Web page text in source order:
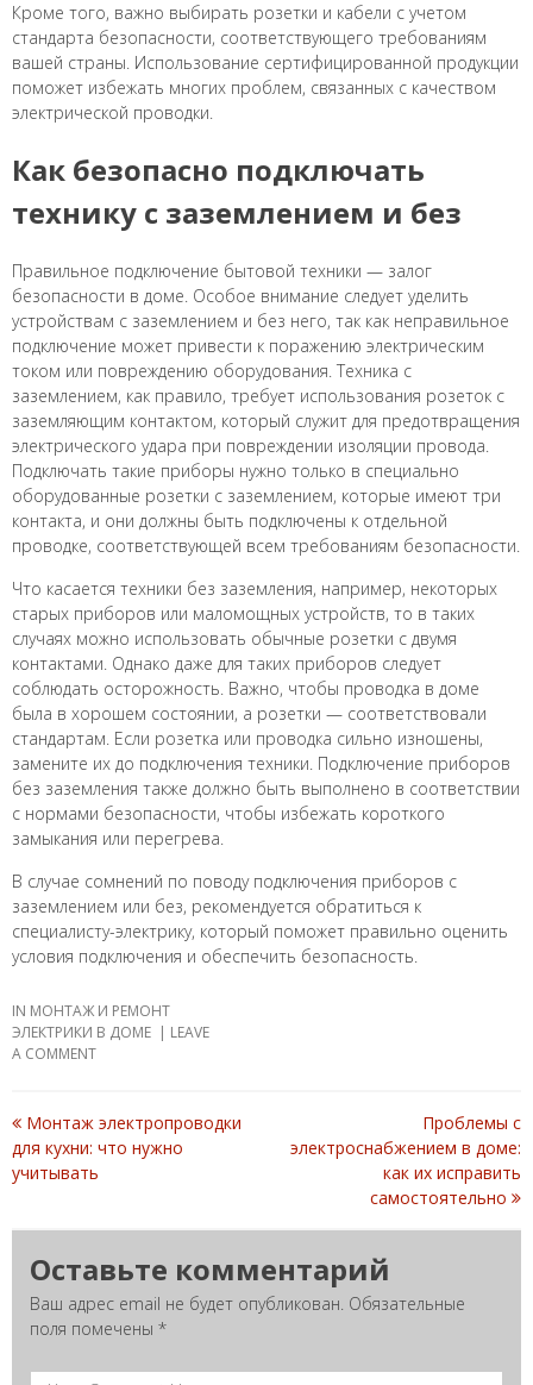
Кроме того, важно выбирать розетки и кабели с учетом
стандарта безопасности, соответствующего требованиям
вашей страны. Использование сертифицированной продукции
поможет избежать многих проблем, связанных с качеством
электрической проводки.
Как безопасно подключать
технику с заземлением и без
Правильное подключение бытовой техники — залог
безопасности в доме. Особое внимание следует уделить
устройствам с заземлением и без него, так как неправильное
подключение может привести к поражению электрическим
током или повреждению оборудования. Техника с
заземлением, как правило, требует использования розеток с
заземляющим контактом, который служит для предотвращения
электрического удара при повреждении изоляции провода.
Подключать такие приборы нужно только в специально
оборудованные розетки с заземлением, которые имеют три
контакта, и они должны быть подключены к отдельной
проводке, соответствующей всем требованиям безопасности.
Что касается техники без заземления, например, некоторых
старых приборов или маломощных устройств, то в таких
случаях можно использовать обычные розетки с двумя
контактами. Однако даже для таких приборов следует
соблюдать осторожность. Важно, чтобы проводка в доме
была в хорошем состоянии, а розетки — соответствовали
стандартам. Если розетка или проводка сильно изношены,
замените их до подключения техники. Подключение приборов
без заземления также должно быть выполнено в соответствии
с нормами безопасности, чтобы избежать короткого
замыкания или перегрева.
В случае сомнений по поводу подключения приборов с
заземлением или без, рекомендуется обратиться к
специалисту-электрику, который поможет правильно оценить
условия подключения и обеспечить безопасность.
IN МОНТАЖ И РЕМОНТ
ЭЛЕКТРИКИ В ДОМЕ
LEAVE
A COMMENT
Post
Монтаж электропроводки
для кухни: что нужно
учитывать
Проблемы с
электроснабжением в доме:
как их исправить
самостоятельно
Оставьте комментарий
Ваш адрес email не будет опубликован. Обязательные
поля помечены *